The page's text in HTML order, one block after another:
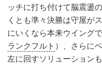
ッチに打ち付けて脳震盪
くとも準々決勝は守屋が
にいくなら本来ウイング
ランクフルト ）、さらに
左に回すソリューションも